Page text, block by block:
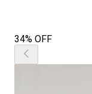
34% OFF